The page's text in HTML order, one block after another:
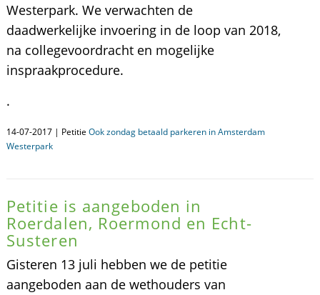
Westerpark. We verwachten de
daadwerkelijke invoering in de loop van 2018,
na collegevoordracht en mogelijke
inspraakprocedure.
.
14-07-2017 | Petitie Ook zondag betaald parkeren in Amsterdam
Westerpark
Petitie is aangeboden in
Roerdalen, Roermond en Echt-
Susteren
Gisteren 13 juli hebben we de petitie
aangeboden aan de wethouders van